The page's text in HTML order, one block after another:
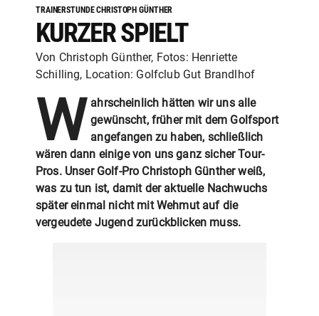
TRAINERSTUNDE CHRISTOPH GÜNTHER
KURZER SPIELT
Von Christoph Günther, Fotos: Henriette
Schilling, Location: Golfclub Gut Brandlhof
W ahrscheinlich hätten wir uns alle
gewünscht, früher mit dem Golfsport
angefangen zu haben, schließlich
wären dann einige von uns ganz sicher Tour-
Pros. Unser Golf-Pro Christoph Günther weiß,
was zu tun ist, damit der aktuelle Nachwuchs
später einmal nicht mit Wehmut auf die
vergeudete Jugend zurückblicken muss.